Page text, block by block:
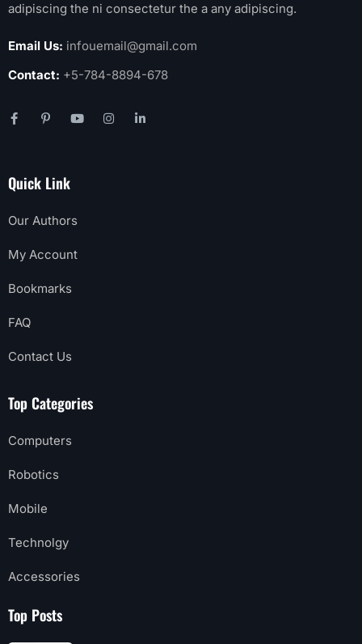
adipiscing the ni consectetur the a any adipiscing.
Email Us: infouemail@gmail.com
Contact: +5-784-8894-678
Quick Link
Our Authors
My Account
Bookmarks
FAQ
Contact Us
Top Categories
Computers
Robotics
Mobile
Technolgy
Accessories
Top Posts